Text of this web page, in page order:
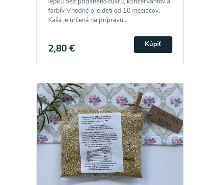
farbív Vhodné pre deti od 10 mesiacov.
Kaša je určená na prípravu...
2,80 € Kúpiť
prečítal(a)informácie o Ochrane osobných
údajova súhlasím s nimi.
Súhlasím